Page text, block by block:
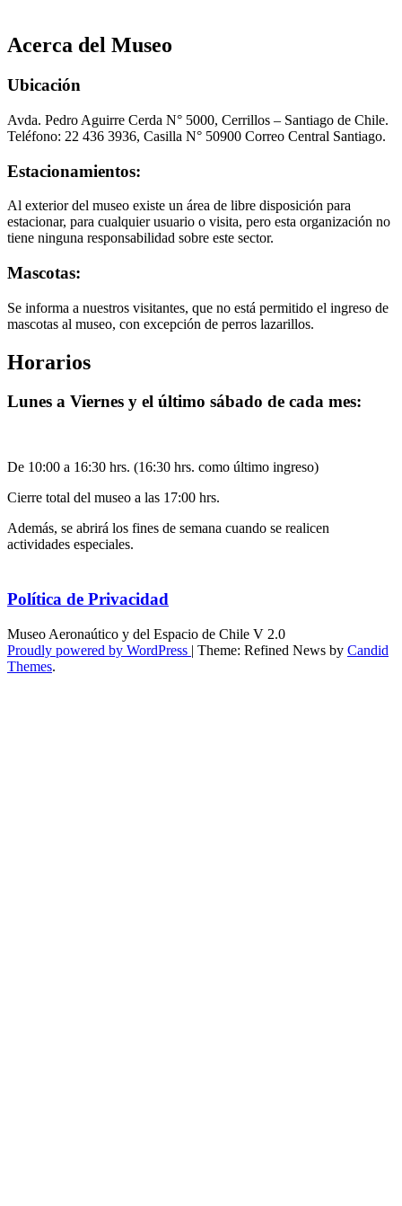
Acerca del Museo
Ubicación
Avda. Pedro Aguirre Cerda N° 5000, Cerrillos – Santiago de Chile.
Teléfono: 22 436 3936, Casilla N° 50900 Correo Central Santiago.
Estacionamientos:
Al exterior del museo existe un área de libre disposición para
estacionar, para cualquier usuario o visita, pero esta organización no
tiene ninguna responsabilidad sobre este sector.
Mascotas:
Se informa a nuestros visitantes, que no está permitido el ingreso de
mascotas al museo, con excepción de perros lazarillos.
Horarios
Lunes a Viernes y el último sábado de cada mes:
De 10:00 a 16:30 hrs. (16:30 hrs. como último ingreso)
Cierre total del museo a las 17:00 hrs.
Además, se abrirá los fines de semana cuando se realicen
actividades especiales.
Política de Privacidad
Museo Aeronaútico y del Espacio de Chile V 2.0
Proudly powered by WordPress | Theme: Refined News by Candid
Themes.